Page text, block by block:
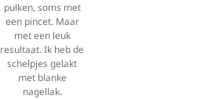
pulken, soms met
een pincet. Maar
met een leuk
resultaat. Ik heb de
schelpjes gelakt
met blanke
nagellak.